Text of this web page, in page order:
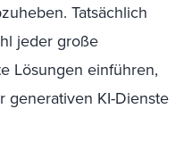
Tatsächlich
jeder große
Lösungen einführen,
generativen KI-Dienste